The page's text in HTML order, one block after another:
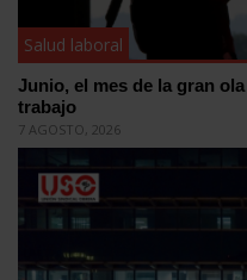
Salud laboral
Junio, el mes de la gran
trabajo
7 AGOSTO, 2026